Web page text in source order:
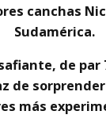
canchas
Sudamérica.
de par
de
más